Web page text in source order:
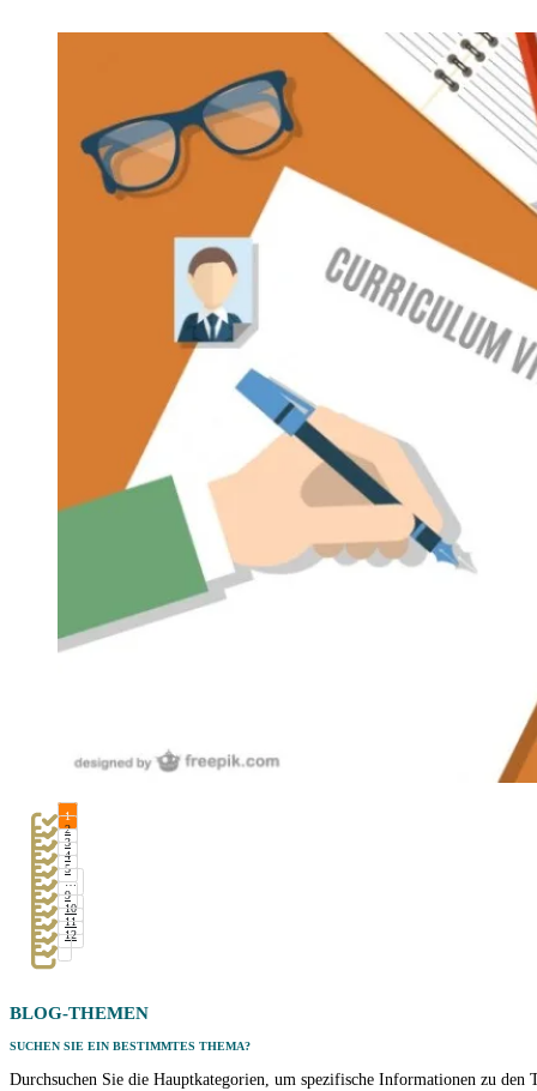
1
2
3
4
5
…
9
10
11
12
BLOG-THEMEN
SUCHEN SIE EIN BESTIMMTES THEMA?
Durchsuchen Sie die Hauptkategorien, um spezifische Informationen zu den